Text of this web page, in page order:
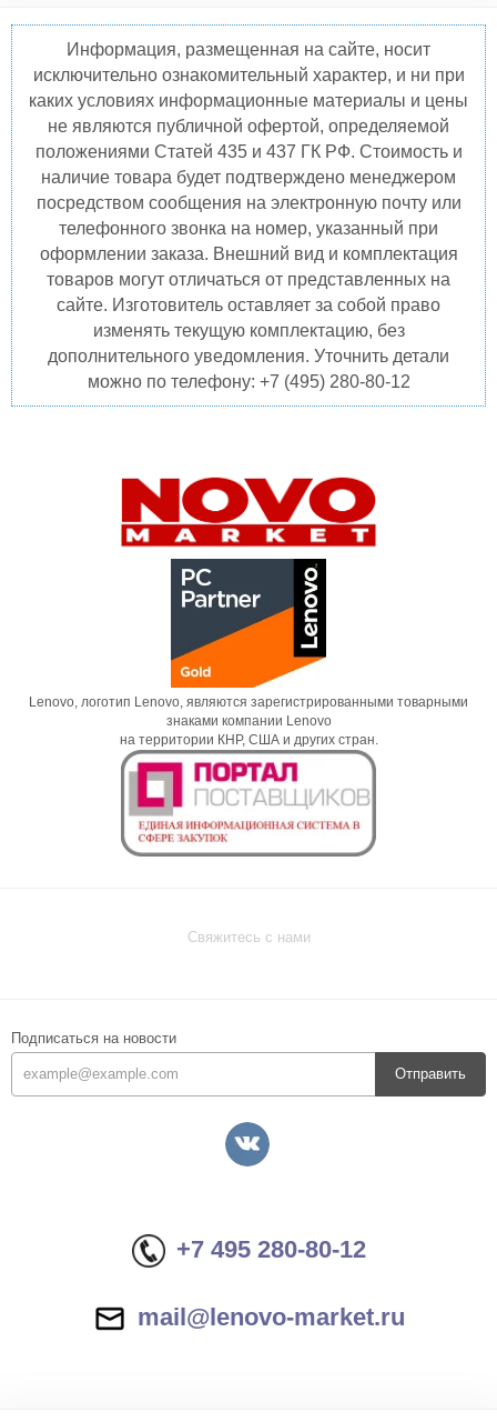
Информация, размещенная на сайте, носит
исключительно ознакомительный характер, и ни при
каких условиях информационные материалы и цены
не являются публичной офертой, определяемой
положениями Статей 435 и 437 ГК РФ. Стоимость и
наличие товара будет подтверждено менеджером
посредством сообщения на электронную почту или
телефонного звонка на номер, указанный при
оформлении заказа. Внешний вид и комплектация
товаров могут отличаться от представленных на
сайте. Изготовитель оставляет за собой право
изменять текущую комплектацию, без
дополнительного уведомления. Уточнить детали
можно по телефону: +7 (495) 280-80-12
Lenovo, логотип Lenovo, являются зарегистрированными товарными
знаками компании Lenovo
на территории КНР, США и других стран.
Свяжитесь с нами
Подписаться на новости
Отправить
+7 495 280-80-12
mail@lenovo-market.ru